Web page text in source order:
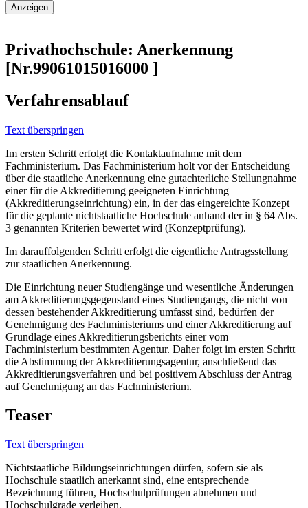
Privathochschule: Anerkennung
[Nr.99061015016000 ]
Verfahrensablauf
Text überspringen
Im ersten Schritt erfolgt die Kontaktaufnahme mit dem
Fachministerium. Das Fachministerium holt vor der Entscheidung
über die staatliche Anerkennung eine gutachterliche Stellungnahme
einer für die Akkreditierung geeigneten Einrichtung
(Akkreditierungseinrichtung) ein, in der das eingereichte Konzept
für die geplante nichtstaatliche Hochschule anhand der in § 64 Abs.
3 genannten Kriterien bewertet wird (Konzeptprüfung).
Im darauffolgenden Schritt erfolgt die eigentliche Antragsstellung
zur staatlichen Anerkennung.
Die Einrichtung neuer Studiengänge und wesentliche Änderungen
am Akkreditierungsgegenstand eines Studiengangs, die nicht von
dessen bestehender Akkreditierung umfasst sind, bedürfen der
Genehmigung des Fachministeriums und einer Akkreditierung auf
Grundlage eines Akkreditierungsberichts einer vom
Fachministerium bestimmten Agentur. Daher folgt im ersten Schritt
die Abstimmung der Akkreditierungsagentur, anschließend das
Akkreditierungsverfahren und bei positivem Abschluss der Antrag
auf Genehmigung an das Fachministerium.
Teaser
Text überspringen
Nichtstaatliche Bildungseinrichtungen dürfen, sofern sie als
Hochschule staatlich anerkannt sind, eine entsprechende
Bezeichnung führen, Hochschulprüfungen abnehmen und
Hochschulgrade verleihen.